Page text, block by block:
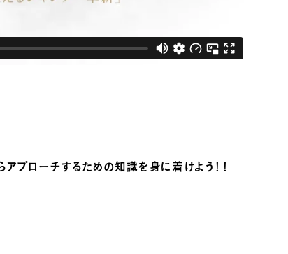
プローチするための知識を身に着けよう！！